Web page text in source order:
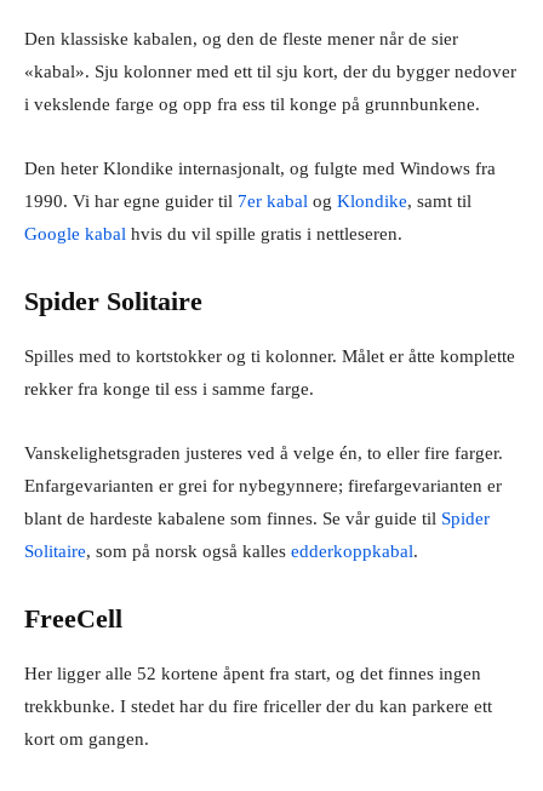
Den klassiske kabalen, og den de fleste mener når de sier
«kabal». Sju kolonner med ett til sju kort, der du bygger nedover
i vekslende farge og opp fra ess til konge på grunnbunkene.
Den heter Klondike internasjonalt, og fulgte med Windows fra
1990. Vi har egne guider til 7er kabal og Klondike, samt til
Google kabal hvis du vil spille gratis i nettleseren.
Spider Solitaire
Spilles med to kortstokker og ti kolonner. Målet er åtte komplette
rekker fra konge til ess i samme farge.
Vanskelighetsgraden justeres ved å velge én, to eller fire farger.
Enfargevarianten er grei for nybegynnere; firefargevarianten er
blant de hardeste kabalene som finnes. Se vår guide til Spider
Solitaire, som på norsk også kalles edderkoppkabal.
FreeCell
Her ligger alle 52 kortene åpent fra start, og det finnes ingen
trekkbunke. I stedet har du fire friceller der du kan parkere ett
kort om gangen.